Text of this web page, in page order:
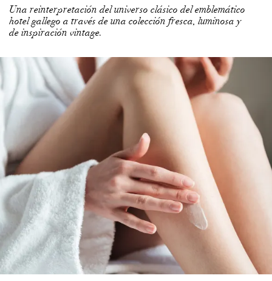
Una reinterpretación del universo clásico del emblemático
hotel gallego a través de una colección fresca, luminosa y
de inspiración vintage.